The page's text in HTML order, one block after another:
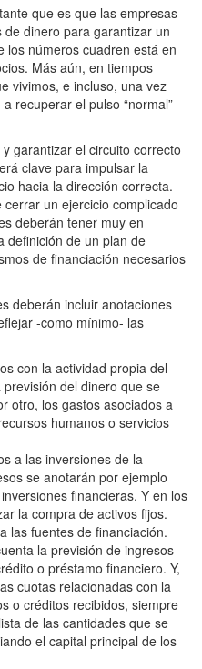
que es que las empresas
dinero para garantizar un
los números cuadren está en
Más aún, en tiempos
vivimos, e incluso, una vez
recuperar el pulso “normal”
garantizar el circuito correcto
clave para impulsar la
hacia la dirección correcta.
un ejercicio complicado
deberán tener muy en
definición de un plan de
de financiación necesarios
deberán incluir anotaciones
-como mínimo- las
con la actividad propia del
del dinero que se
otro, los gastos asociados a
humanos o servicios
a las inversiones de la
se anotarán por ejemplo
financieras. Y en los
la compra de activos fijos.
las fuentes de financiación.
la previsión de ingresos
o préstamo financiero. Y,
cuotas relacionadas con la
o créditos recibidos, siempre
de las cantidades que se
el capital principal de los